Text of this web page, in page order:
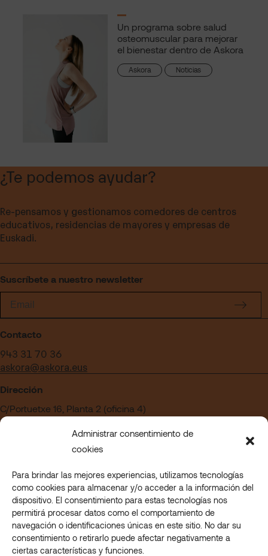
Administrar consentimiento de
cookies
Para brindar las mejores experiencias, utilizamos tecnologías
como cookies para almacenar y/o acceder a la información del
dispositivo. El consentimiento para estas tecnologías nos
permitirá procesar datos como el comportamiento de
navegación o identificaciones únicas en este sitio. No dar su
consentimiento o retirarlo puede afectar negativamente a
ciertas características y funciones.
Un programa sobre salud
osteomuscular para mejorar
el bienestar dentro de Askora
Askora Noticias
¿Te podemos ayudar?
Re-pensamos y gestionamos comedores de centros
educativos, residencias de mayores y empresas de
Euskadi.
Suscríbete a nuestro newsletter
Contacto
943 31 70 36
askora@askora.eus
Dirección
C/Portuetxe 16, Planta 2 (oficina 4)
Edificio Blanca Vinuesa
20018 San Sebastián – Gipuzkoa
¿Quieres trabajar en Askora?
Acceder a nuestra sección de empleo
© 2023 Askora. All rights reserved.